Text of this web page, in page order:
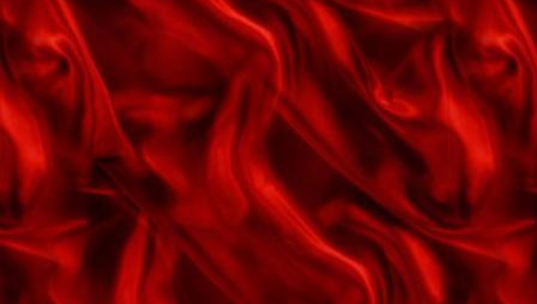
Javel, Hr. Hansen
Jeg bliver så ensom
Jeg byder dem en rose
Jeg elsker en pige
Jeg er kun et gammelt minde
Jeg har sendt en masse roser
Jeg savner mig selv
Jeg vil